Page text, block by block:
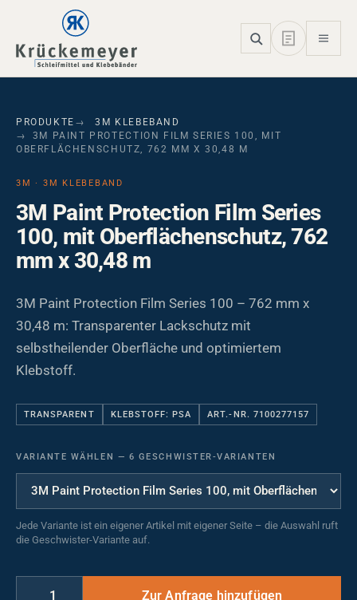
Skip to main navigation
Skip to main content
Skip to page footer
PRODUKTE
3M KLEBEBAND
3M PAINT PROTECTION FILM SERIES 100, MIT
OBERFLÄCHENSCHUTZ, 762 MM X 30,48 M
3M · 3M KLEBEBAND
3M Paint Protection Film Series
100, mit Oberflächenschutz, 762
mm x 30,48 m
3M Paint Protection Film Series 100 – 762 mm x
30,48 m: Transparenter Lackschutz mit
selbstheilender Oberfläche und optimiertem
Klebstoff.
TRANSPARENT KLEBSTOFF: PSA ART.-NR. 7100277157
VARIANTE WÄHLEN — 6 GESCHWISTER-VARIANTEN
Jede Variante ist ein eigener Artikel mit eigener Seite – die Auswahl ruft
die Geschwister-Variante auf.